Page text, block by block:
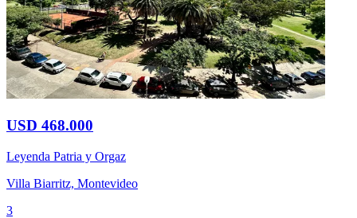
USD 468.000
Leyenda Patria y Orgaz
Villa Biarritz, Montevideo
3